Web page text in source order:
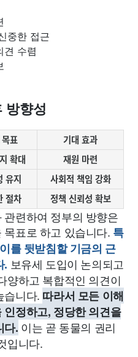
중한 접근
견 수렴
방향성
표
기대 효과
확대
재원 마련
유지
사회적 책임 강화
절차 정책 신뢰성 확보
련하여 정부의 방향은
표로 하고 있습니다. 특
를 뒷받침할 기금의 근
. 보유세 도입이 논의되고
양하고 복합적인 의견이
습니다. 따라서 모든 이해
정하고, 정당한 의견을
다. 이는 곧 동물의 권리
입니다.